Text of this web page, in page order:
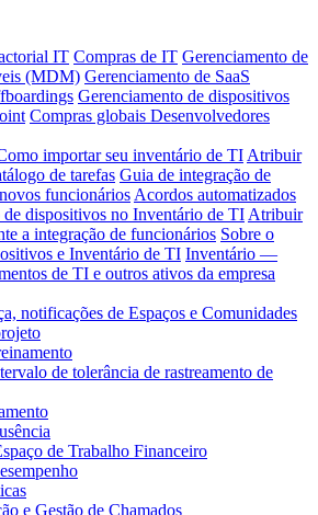
IT Compras de IT Gerenciamento de
(MDM) Gerenciamento de SaaS
Gerenciamento de dispositivos
Compras globais Desenvolvedores
importar seu inventário de TI Atribuir
de tarefas Guia de integração de
funcionários Acordos automatizados
de dispositivos no Inventário de TI Atribuir
a integração de funcionários Sobre o
e Inventário de TI Inventário —
de TI e outros ativos da empresa
notificações de Espaços e Comunidades
de tolerância de rastreamento de
de Trabalho Financeiro
e Gestão de Chamados